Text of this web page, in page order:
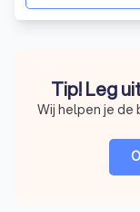
Tip! Leg
Wij helpen je